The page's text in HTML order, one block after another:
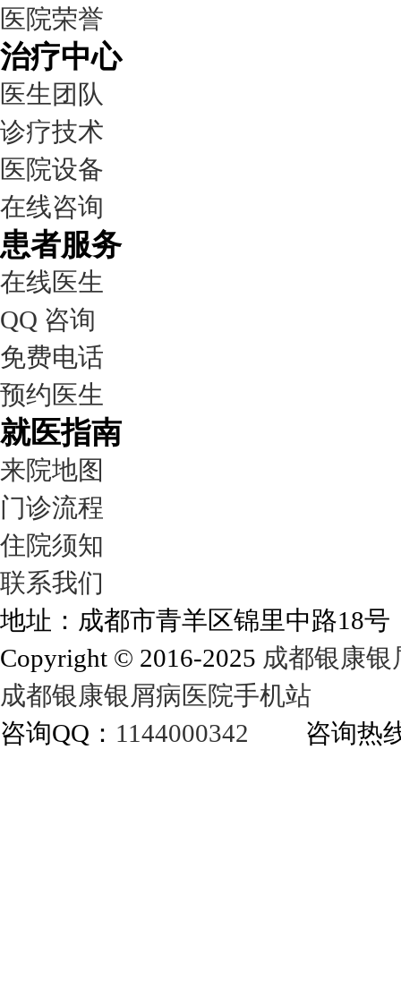
医院荣誉
治疗中心
医生团队
诊疗技术
医院设备
在线咨询
患者服务
在线医生
QQ 咨询
免费电话
预约医生
就医指南
来院地图
门诊流程
住院须知
联系我们
地址：成都市青羊区锦里中路18
Copyright © 2016-2025 成都银康银
成都银康银屑病医院手机站
咨询QQ： 1144000342 咨询热线